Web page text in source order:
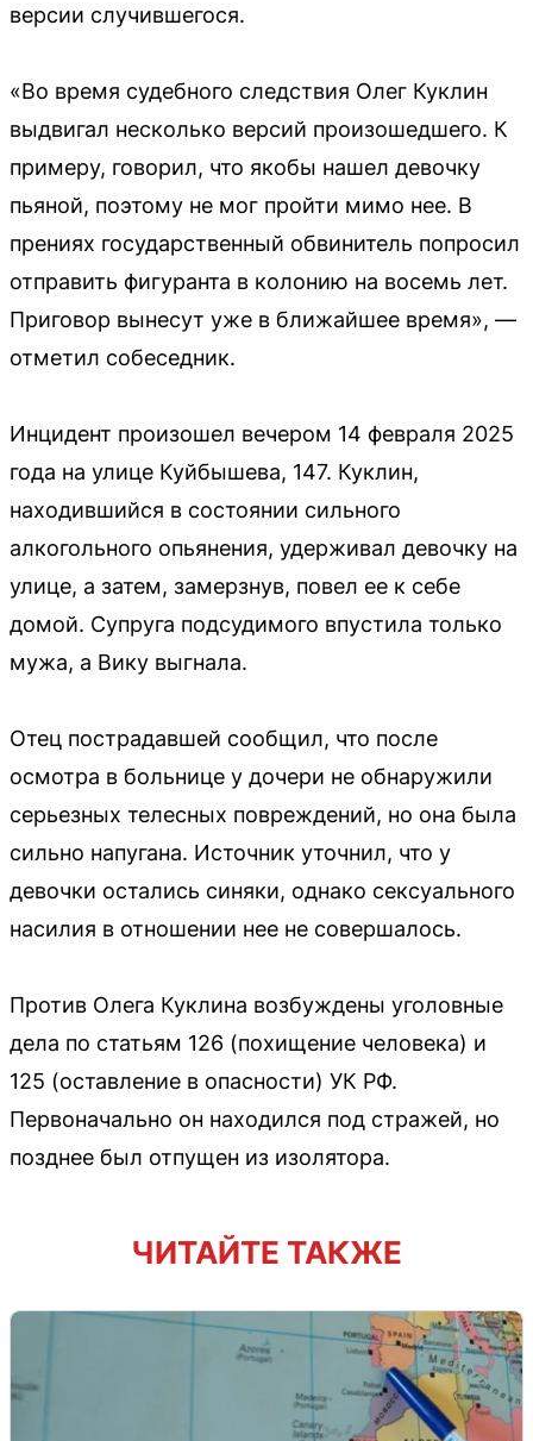
версии случившегося.
«Во время судебного следствия Олег Куклин
выдвигал несколько версий произошедшего. К
примеру, говорил, что якобы нашел девочку
пьяной, поэтому не мог пройти мимо нее. В
прениях государственный обвинитель попросил
отправить фигуранта в колонию на восемь лет.
Приговор вынесут уже в ближайшее время», —
отметил собеседник.
Инцидент произошел вечером 14 февраля 2025
года на улице Куйбышева, 147. Куклин,
находившийся в состоянии сильного
алкогольного опьянения, удерживал девочку на
улице, а затем, замерзнув, повел ее к себе
домой. Супруга подсудимого впустила только
мужа, а Вику выгнала.
Отец пострадавшей сообщил, что после
осмотра в больнице у дочери не обнаружили
серьезных телесных повреждений, но она была
сильно напугана. Источник уточнил, что у
девочки остались синяки, однако сексуального
насилия в отношении нее не совершалось.
Против Олега Куклина возбуждены уголовные
дела по статьям 126 (похищение человека) и
125 (оставление в опасности) УК РФ.
Первоначально он находился под стражей, но
позднее был отпущен из изолятора.
ЧИТАЙТЕ ТАКЖЕ